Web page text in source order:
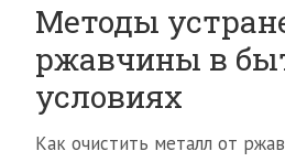
Методы
ржавчины в
условиях
Как очистить металл от